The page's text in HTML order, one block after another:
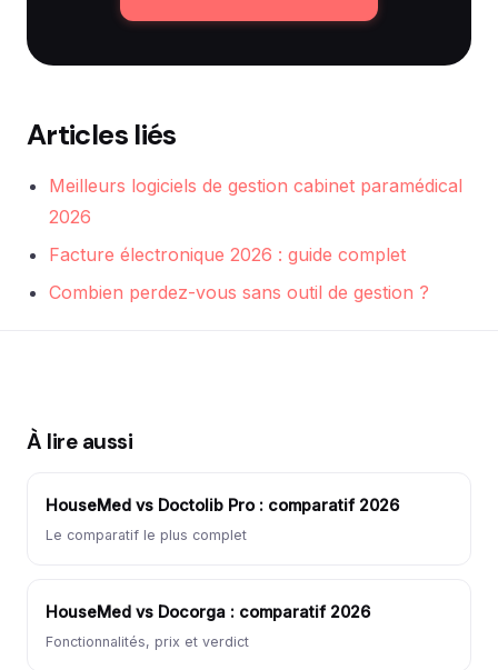
Articles liés
Meilleurs logiciels de gestion cabinet paramédical
2026
Facture électronique 2026 : guide complet
Combien perdez-vous sans outil de gestion ?
À lire aussi
HouseMed vs Doctolib Pro : comparatif 2026
Le comparatif le plus complet
HouseMed vs Docorga : comparatif 2026
Fonctionnalités, prix et verdict